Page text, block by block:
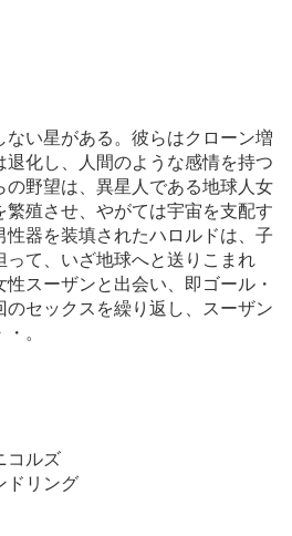
い星がある。彼らはクローン増
化し、人間のような感情を持つ
の野望は、異星人である地球人女
殖させ、やがては宇宙を支配す
器を装填されたハロルドは、子
て、いざ地球へと送りこまれ
スーザンと出会い、即ゴール・
セックスを繰り返し、スーザン
。
コルズ
ドリング